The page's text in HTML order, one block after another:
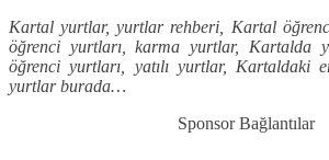
Kartal yurtlar, yurtlar rehberi, Kartal
öğrenci yurtları, karma yurtlar, Kartalda
öğrenci yurtları, yatılı yurtlar, Kartaldaki
yurtlar burada…
Sponsor Bağlantılar